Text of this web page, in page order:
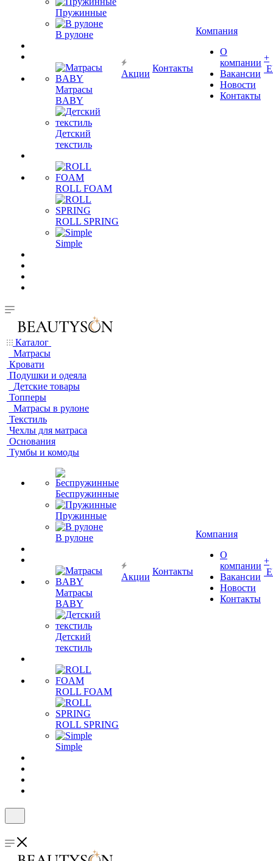
Пружинные
В рулоне
Матрасы
BABY
Детский
текстиль
ROLL FOAM
ROLL SPRING
Simple
Акции
Контакты
Компания
О
компании
Вакансии
Новости
Контакты
+
Каталог
Матрасы
Кровати
Подушки и одеяла
Детские товары
Топперы
Матрасы в рулоне
Текстиль
Чехлы для матраса
Основания
Тумбы и комоды
Беспружинные
Пружинные
В рулоне
Матрасы
BABY
Детский
текстиль
ROLL FOAM
ROLL SPRING
Simple
Акции
Контакты
Компания
О
компании
Вакансии
Новости
Контакты
+